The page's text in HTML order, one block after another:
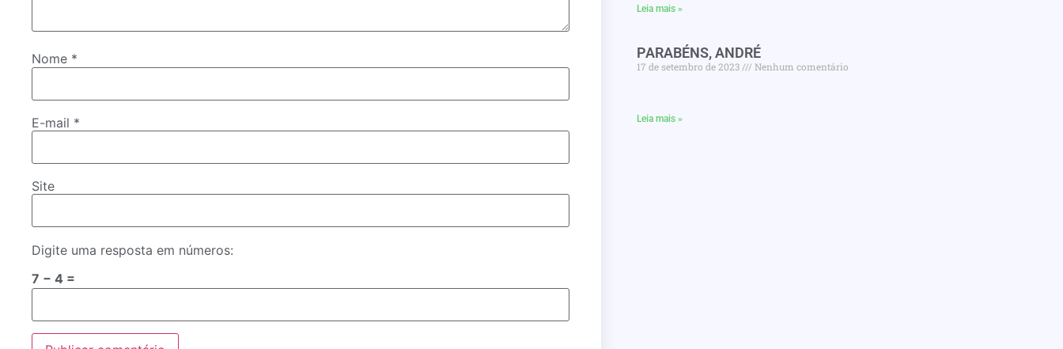
Nome *
E-mail *
Site
Digite uma resposta em números:
7 − 4 =
Leia mais »
PARABÉNS, ANDRÉ
17 de setembro de 2023 Nenhum comentário
Leia mais »